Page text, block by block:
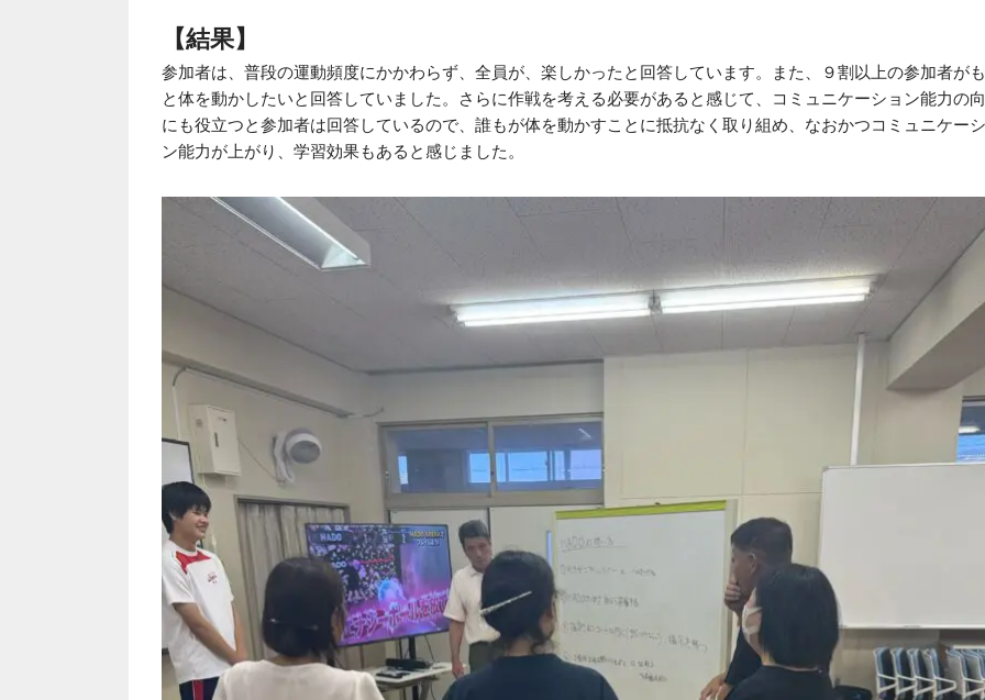
【結果】
参加者は、普段の運動頻度にかかわらず、全員が、楽しかったと回答しています。また、９割以上の参加者が
と体を動かしたいと回答していました。さらに作戦を考える必要があると感じて、コミュニケーション能力の
にも役立つと参加者は回答しているので、誰もが体を動かすことに抵抗なく取り組め、なおかつコミュニケー
ン能力が上がり、学習効果もあると感じました。